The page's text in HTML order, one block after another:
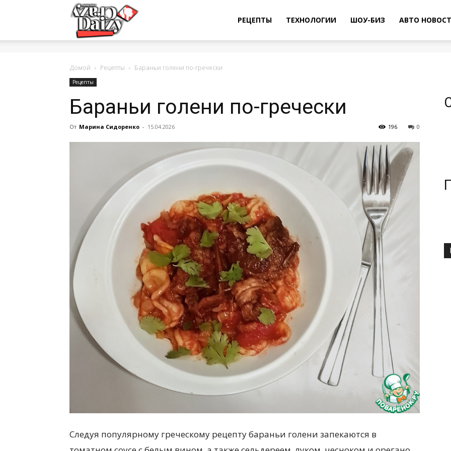
сумашедшие
новости
обо
всем
РЕЦЕПТЫ ТЕХНОЛОГИИ ШОУ-БИЗ АВТО
Домой Рецепты Бараньи голени по-гречески
Рецепты
Бараньи голени по-гречески
От Марина Сидоренко - 15.04.2026 0
196
Следуя популярному греческому рецепту бараньи голени запекаются в